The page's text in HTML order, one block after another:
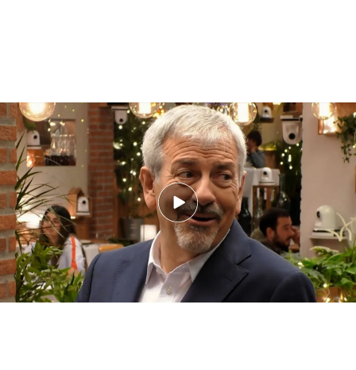
Miguel: "Los feos no me caen bien"
No siempre hay un único soltero el que no
consigue parpadear en toda la cita, hay veces que
los solteros son tal para cual y nos demuestran por
qué en el Rasca del Amor ya no aparece eso de
“¿Qué personaje histórico te hubiera gustado
ser?”.